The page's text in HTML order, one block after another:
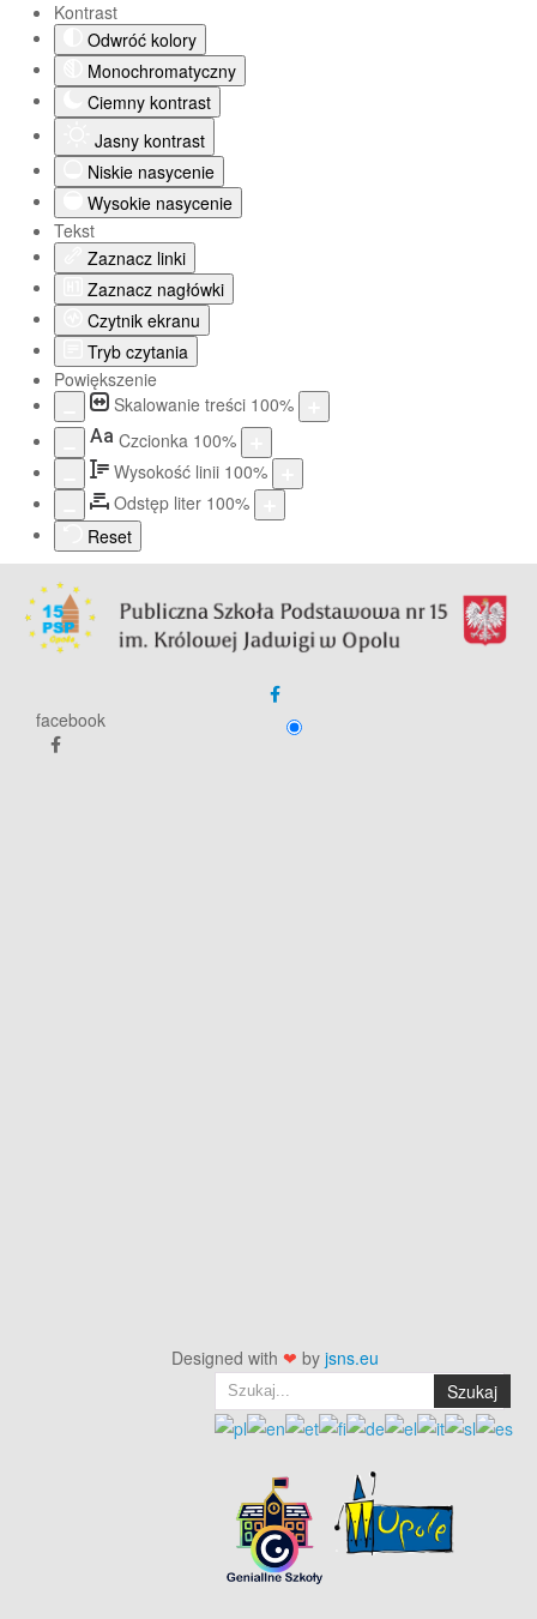
Kontrast
Odwróć kolory
Monochromatyczny
Ciemny kontrast
Jasny kontrast
Niskie nasycenie
Wysokie nasycenie
Tekst
Zaznacz linki
Zaznacz nagłówki
Czytnik ekranu
Tryb czytania
Powiększenie
Skalowanie treści 100%
Aa Czcionka 100%
Wysokość linii 100%
Odstęp liter 100%
Reset
facebook
Designed with ❤ by jsns.eu
Szukaj